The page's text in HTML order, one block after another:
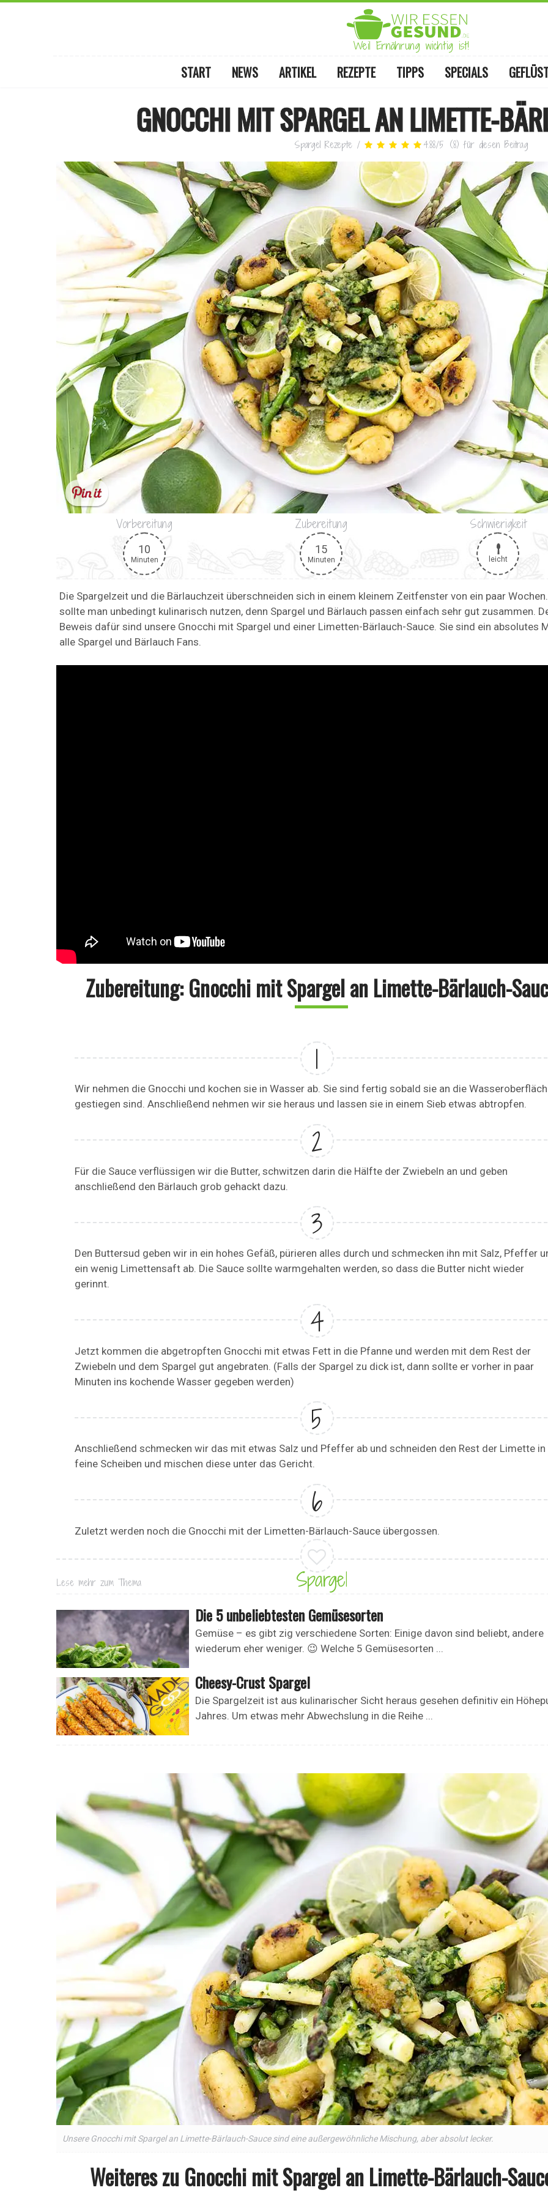
Weil Ernährung wichtig ist!
START NEWS ARTIKEL REZEPTE TIPPS SPECIALS
GNOCCHI MIT SPARGEL AN LIMETTE-
Spargel Rezepte/ 4.88/5 (8) für diesen Beitrag
Vorbereitung
10
Minuten
Zubereitung
15
Minuten
Schwierigkeit
leicht
Die Spargelzeit und die Bärlauchzeit überschneiden sich in einem kleinem Zeitfenster von ein paar
sollte man unbedingt kulinarisch nutzen, denn Spargel und Bärlauch passen einfach sehr gut zusammen.
Beweis dafür sind unsere Gnocchi mit Spargel und einer Limetten-Bärlauch-Sauce. Sie sind ein absolutes
alle Spargel und Bärlauch Fans.
Zubereitung: Gnocchi mit Spargel an Limette-Bärlauch-
Wir nehmen die Gnocchi und kochen sie in Wasser ab. Sie sind fertig sobald sie an die
gestiegen sind. Anschließend nehmen wir sie heraus und lassen sie in einem Sieb etwas abtropfen.
Für die Sauce verflüssigen wir die Butter, schwitzen darin die Hälfte der Zwiebeln an und geben
anschließend den Bärlauch grob gehackt dazu.
Den Buttersud geben wir in ein hohes Gefäß, pürieren alles durch und schmecken ihn mit Salz, Pfeffer
ein wenig Limettensaft ab. Die Sauce sollte warmgehalten werden, so dass die Butter nicht wieder
gerinnt.
Jetzt kommen die abgetropften Gnocchi mit etwas Fett in die Pfanne und werden mit dem Rest der
Zwiebeln und dem Spargel gut angebraten. (Falls der Spargel zu dick ist, dann sollte er vorher in paar
Minuten ins kochende Wasser gegeben werden)
Anschließend schmecken wir das mit etwas Salz und Pfeffer ab und schneiden den Rest der Limette in
feine Scheiben und mischen diese unter das Gericht.
Zuletzt werden noch die Gnocchi mit der Limetten-Bärlauch-Sauce übergossen.
Lese mehr zum Thema Spargel
Die 5 unbeliebtesten Gemüsesorten
Gemüse – es gibt zig verschiedene Sorten: Einige davon sind beliebt, andere
wiederum eher weniger. 😉 Welche 5 Gemüsesorten ...
Cheesy-Crust Spargel
Die Spargelzeit ist aus kulinarischer Sicht heraus gesehen definitiv ein
Jahres. Um etwas mehr Abwechslung in die Reihe ...
Unsere Gnocchi mit Spargel an Limette-Bärlauch-Sauce sind eine außergewöhnliche Mischung, aber absolut lecker.
Weiteres zu Gnocchi mit Spargel an Limette-Bärlauch-